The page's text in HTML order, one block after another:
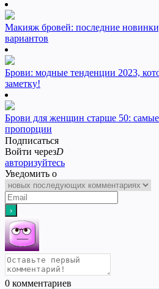
Макияж бровей: последние
вариантов
Брови: модные тенденции 2023,
заметку!
Брови для женщин старше 50:
пропорции
Подписаться
Войти черезD
авторизуйтесь
Уведомить о
0 комментариев